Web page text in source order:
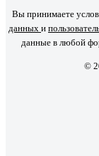
Вы принимаете
данных и
данные в любой
©